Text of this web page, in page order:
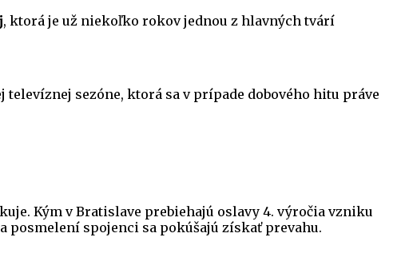
, ktorá je už niekoľko rokov jednou z hlavných tvárí
televíznej sezóne, ktorá sa v prípade dobového hitu práve
Kým v Bratislave prebiehajú oslavy 4. výročia vzniku
posmelení spojenci sa pokúšajú získať prevahu.